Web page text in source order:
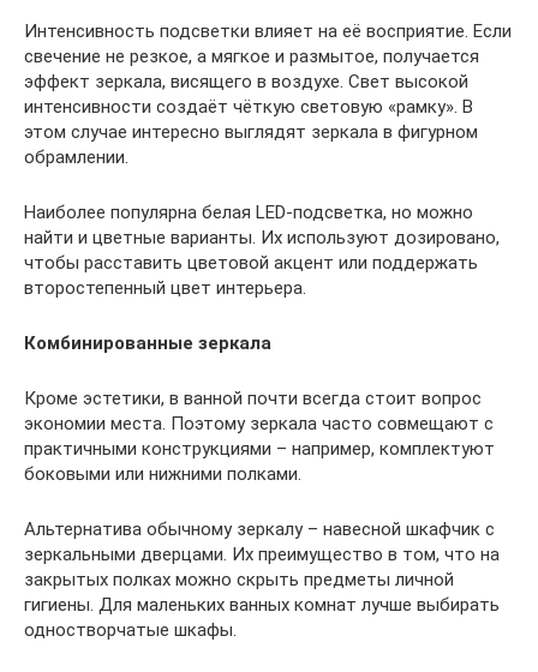
Интенсивность подсветки влияет на её восприятие. Если
свечение не резкое, а мягкое и размытое, получается
эффект зеркала, висящего в воздухе. Свет высокой
интенсивности создаёт чёткую световую «рамку». В
этом случае интересно выглядят зеркала в фигурном
обрамлении.
Наиболее популярна белая LED-подсветка, но можно
найти и цветные варианты. Их используют дозировано,
чтобы расставить цветовой акцент или поддержать
второстепенный цвет интерьера.
Комбинированные зеркала
Кроме эстетики, в ванной почти всегда стоит вопрос
экономии места. Поэтому зеркала часто совмещают с
практичными конструкциями – например, комплектуют
боковыми или нижними полками.
Альтернатива обычному зеркалу – навесной шкафчик с
зеркальными дверцами. Их преимущество в том, что на
закрытых полках можно скрыть предметы личной
гигиены. Для маленьких ванных комнат лучше выбирать
одностворчатые шкафы.